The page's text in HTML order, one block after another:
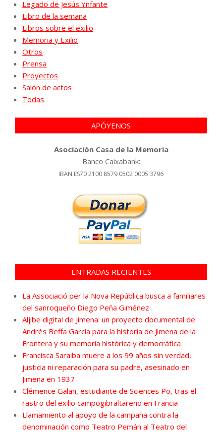
Legado de Jesús Ynfante
Libro de la semana
Libros sobre el exilio
Memoria y Exilio
Otros
Prensa
Proyectos
Salón de actos
Todas
APÓYENOS
Asociación Casa de la Memoria
Banco Caixabank:
IBAN ES70 2100 8579 0502 0005 3796
ENTRADAS RECIENTES
La Associació per la Nova República busca a familiares
del sanroqueño Diego Peña Giménez
Aljibe digital de Jimena: un proyecto documental de
Andrés Beffa García para la historia de Jimena de la
Frontera y su memoria histórica y democrática
Francisca Saraiba muere a los 99 años sin verdad,
justicia ni reparación para su padre, asesinado en
Jimena en 1937
Clémence Galan, estudiante de Sciences Po, tras el
rastro del exilio campogibraltareño en Francia
Llamamiento al apoyo de la campaña contra la
denominación como Teatro Pemán al Teatro del